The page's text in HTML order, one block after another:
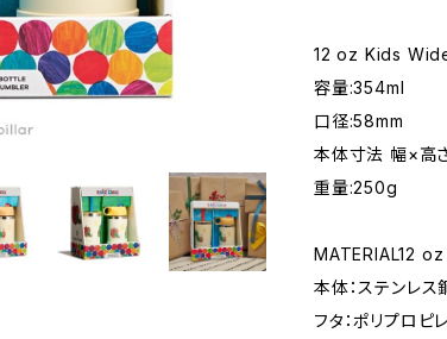
12 oz Kids
容量:354ml
口径:58mm
本体寸法 幅×高
重量:250g
MATERIAL12
本体：ステンレス
フタ：ポリプロピ